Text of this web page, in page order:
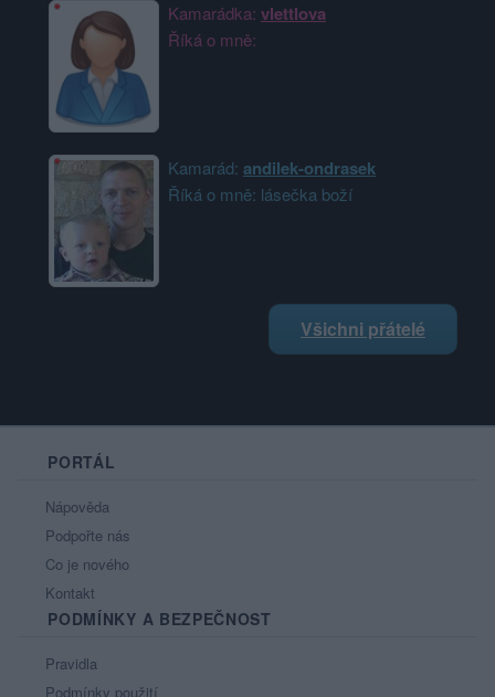
Kamarádka: vlettlova
Říká o mně:
Kamarád: andilek-ondrasek
Říká o mně: lásečka boží
Všichni přátelé
PORTÁL
Nápověda
Podpořte nás
Co je nového
Kontakt
PODMÍNKY A BEZPEČNOST
Pravidla
Podmínky použití